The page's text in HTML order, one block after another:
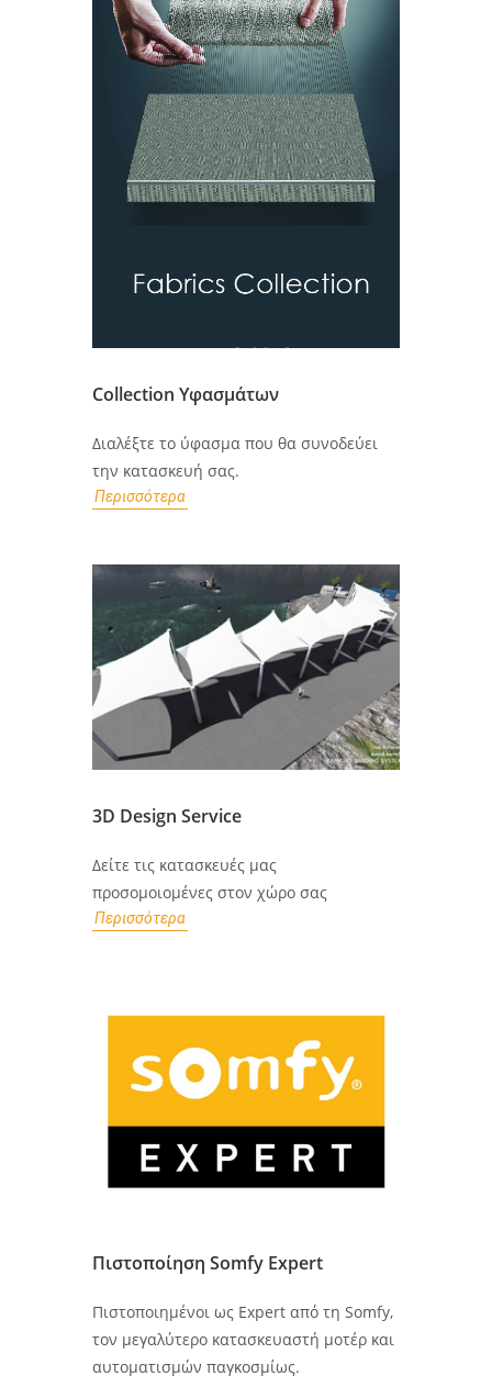
Collection Υφασμάτων
Διαλέξτε το ύφασμα που θα συνοδεύει
την κατασκευή σας.
Περισσότερα
3D Design Service
Δείτε τις κατασκευές μας
προσομοιομένες στον χώρο σας
Περισσότερα
Πιστοποίηση Somfy Expert
Πιστοποιημένοι ως Expert από τη Somfy,
τον μεγαλύτερο κατασκευαστή μοτέρ και
αυτοματισμών παγκοσμίως.